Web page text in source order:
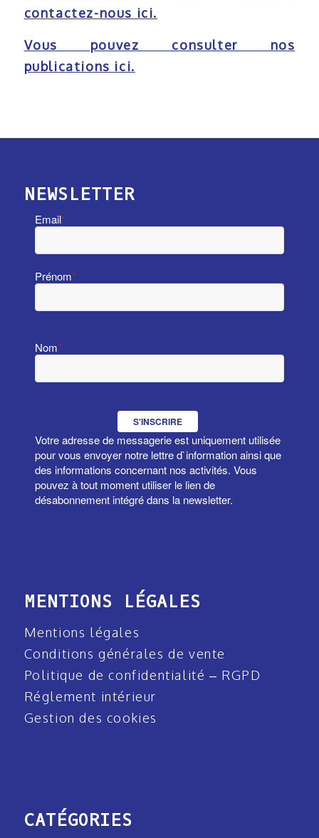
contactez-nous ici.
Vous pouvez consulter nos
publications ici.
NEWSLETTER
Email*
Prénom*
Nom*
S'INSCRIRE
Votre adresse de messagerie est uniquement utilisée
pour vous envoyer notre lettre d`information ainsi que
des informations concernant nos activités. Vous
pouvez à tout moment utiliser le lien de
désabonnement intégré dans la newsletter.
MENTIONS LÉGALES
Mentions légales
Conditions générales de vente
Politique de confidentialité – RGPD
Réglement intérieur
Gestion des cookies
CATÉGORIES